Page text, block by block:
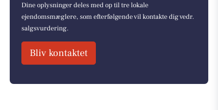
Dine oplysninger deles med op til tre lokale
ejendomsmæglere, som efterfølgende vil kontakte dig vedr.
salgsvurdering.
Bliv kontaktet